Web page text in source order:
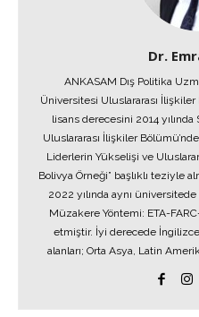
Dr.
ANKASAM Dış Politika
Üniversitesi Uluslararası
lisans derecesini 2014
Uluslararası İlişkiler
Liderlerin Yükselişi ve
Bolivya Örneği” başlıklı teziyle
2022 yılında aynı
Müzakere Yöntemi: ETA-
etmiştir. İyi derecede İngilizce
alanları; Orta Asya, Latin